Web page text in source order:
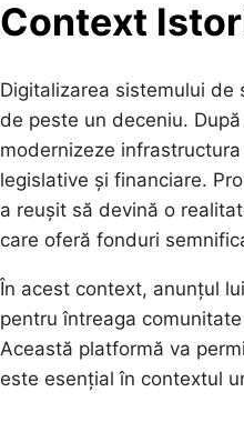
Context
Digitalizarea sistemului
de peste un deceniu.
modernizeze
legislative și financiare.
a reușit să devină o
care oferă fonduri
În acest context, anunțul
pentru întreaga
Această platformă va
este esențial în contextul